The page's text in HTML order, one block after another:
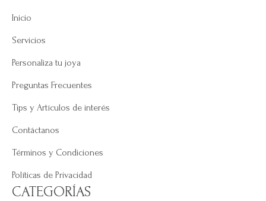
Inicio
Servicios
Personaliza tu joya
Preguntas Frecuentes
Tips y Artículos de interés
Contáctanos
Términos y Condiciones
Políticas de Privacidad
CATEGORÍAS